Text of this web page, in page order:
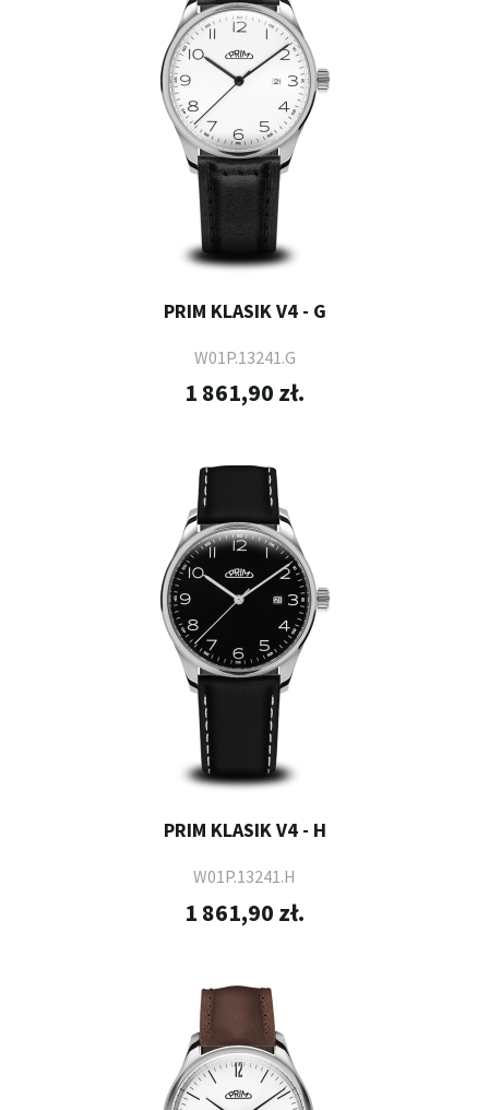
PRIM KLASIK V4 - G
W01P.13241.G
1 861,90 zł.
PRIM KLASIK V4 - H
W01P.13241.H
1 861,90 zł.